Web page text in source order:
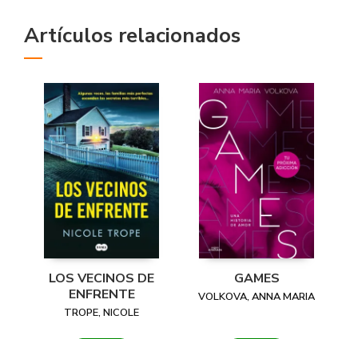
Artículos relacionados
LOS VECINOS DE
ENFRENTE
TROPE, NICOLE
GAMES
VOLKOVA, ANNA MARIA